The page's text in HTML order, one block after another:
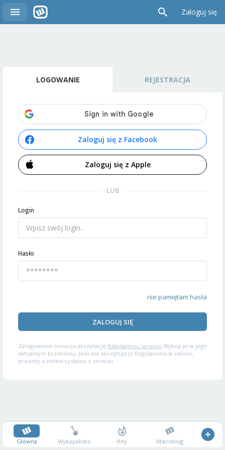
Zaloguj się
LOGOWANIE REJESTRACJA
Zaloguj się z Facebook
Zaloguj się z Apple
LUB
Login
Hasło
nie pamiętam hasła
ZALOGUJ SIĘ
Zalogowanie oznacza akceptację Regulaminu serwisu Wykop.pl w jego
aktualnym brzmieniu. Jeśli nie akceptujesz Regulaminu w całości,
prosimy o niekorzystanie z serwisu.
Główna Wykopalisko Hity Mikroblog